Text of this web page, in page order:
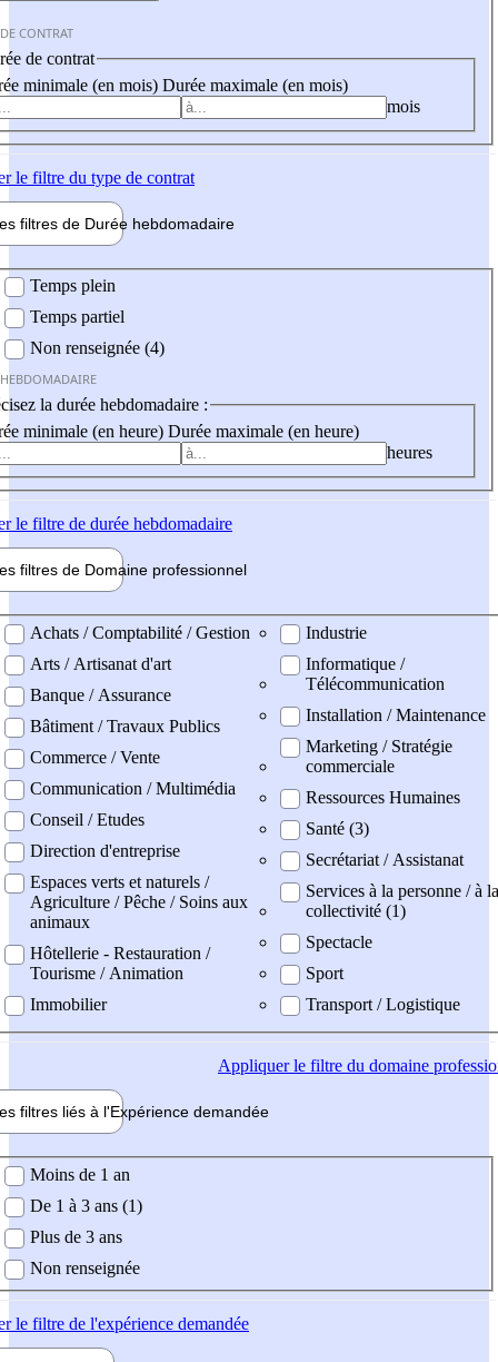
CONTRAT
de contrat
minimale (en mois) Durée maximale (en mois)
mois
le filtre du type de contrat
filtres de Durée hebdomadaire
Temps plein
Temps partiel
Non renseignée (4)
la durée hebdomadaire :
minimale (en heure) Durée maximale (en heure)
heures
le filtre de durée hebdomadaire
filtres de Domaine professionnel
professionel
Achats / Comptabilité / Gestion
Arts / Artisanat d'art
Banque / Assurance
Bâtiment / Travaux Publics
Commerce / Vente
Communication / Multimédia
Conseil / Etudes
Direction d'entreprise
Espaces verts et naturels /
Agriculture / Pêche / Soins aux
animaux
Hôtellerie - Restauration /
Tourisme / Animation
Immobilier
Industrie
Informatique /
Télécommunication
Installation / Maintenance
Marketing / Stratégie
commerciale
Ressources Humaines
Santé (3)
Secrétariat / Assistanat
Services à la personne / à la
collectivité (1)
Spectacle
Sport
Transport / Logistique
Appliquerle filtre du domaine
filtres liés à l'Expérience demandée
demandée
Moins de 1 an
De 1 à 3 ans (1)
Plus de 3 ans
Non renseignée
le filtre de l'expérience demandée